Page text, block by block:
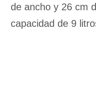
de ancho y 26 cm
capacidad de 9